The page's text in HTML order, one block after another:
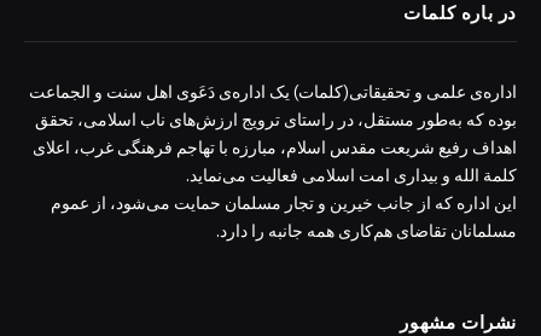
در باره کلمات
اداره‌ی علمی و تحقیقاتی(کلمات) یک اداره‌ی دَعَوی اهل سنت و الجماعت
بوده که به‌طور مستقل، در راستای ترویج ارزش‌های ناب اسلامی، تحقق
اهداف رفیع شریعت مقدس اسلام، مبارزه با تهاجم فرهنگی غرب، اعلای
کلمة الله و بیداری امت اسلامی فعالیت می‌نماید.
این اداره که از جانب خیرین و تجار مسلمان حمایت می‌شود، از عموم
مسلمانان تقاضای هم‌کاری همه جانبه را دارد.
نشرات مشهور